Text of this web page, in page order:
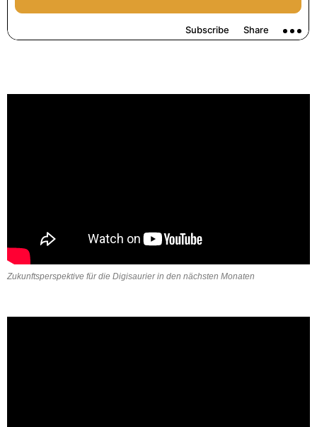
Zukunftsperspektive für die Digisaurier in den nächsten Monaten